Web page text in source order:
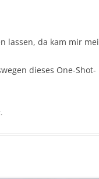
lassen, da kam mir
dieses One-Shot-